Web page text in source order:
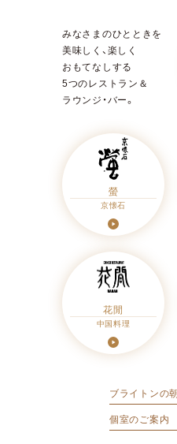
みなさまのひとときを
美味しく、楽しく
おもてなしする
5つのレストラン＆
ラウンジ・バー。
螢
京懐石
花閒
中国料理
ブライトンの
個室のご案内